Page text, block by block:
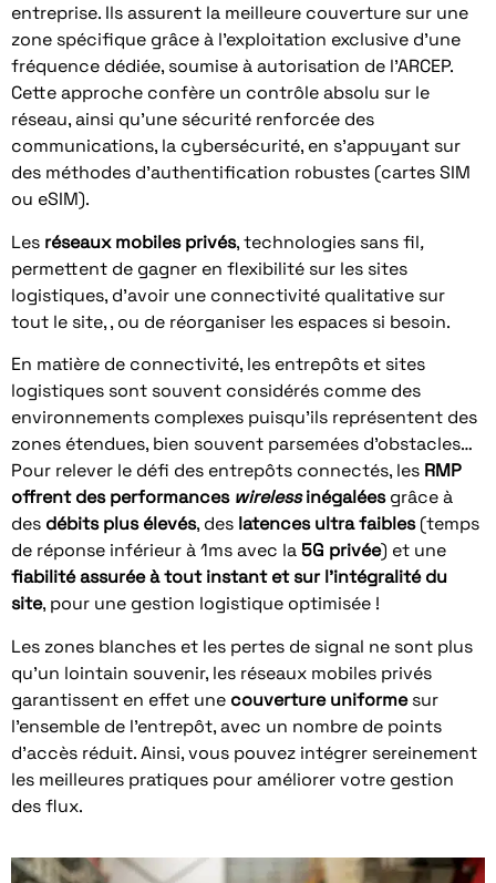
entreprise. Ils assurent la meilleure couverture sur une
zone spécifique grâce à l’exploitation exclusive d’une
fréquence dédiée, soumise à autorisation de l’ARCEP.
Cette approche confère un contrôle absolu sur le
réseau, ainsi qu’une sécurité renforcée des
communications, la cybersécurité, en s’appuyant sur
des méthodes d’authentification robustes (cartes SIM
ou eSIM).
Les réseaux mobiles privés, technologies sans fil,
permettent de gagner en flexibilité sur les sites
logistiques, d’avoir une connectivité qualitative sur
tout le site, , ou de réorganiser les espaces si besoin.
En matière de connectivité, les entrepôts et sites
logistiques sont souvent considérés comme des
environnements complexes puisqu’ils représentent des
zones étendues, bien souvent parsemées d’obstacles…
Pour relever le défi des entrepôts connectés, les RMP
offrent des performanceswirelessinégaléesgrâce à
des débits plus élevés, des latences ultra faibles(temps
de réponse inférieur à 1ms avec la5G privée) et une
fiabilité assurée à tout instant et sur l’intégralité du
site, pour une gestion logistique optimisée !
Les zones blanches et les pertes de signal ne sont plus
qu’un lointain souvenir, les réseaux mobiles privés
garantissent en effet une couverture uniformesur
l’ensemble de l’entrepôt, avec un nombre de points
d’accès réduit. Ainsi, vous pouvez intégrer sereinement
les meilleures pratiques pour améliorer votre gestion
des flux.